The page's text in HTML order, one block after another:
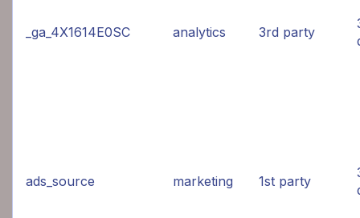
_ga_4X1614E0SC analytics 3rd party
ads_source marketing 1st party